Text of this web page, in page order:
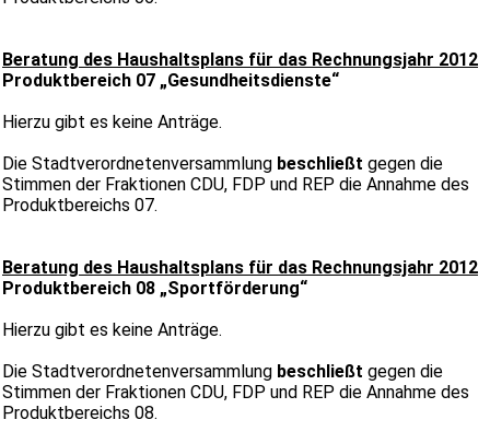
Beratung des Haushaltsplans für das Rechnungsjahr 2012
Produktbereich 07 „Gesundheitsdienste“
Hierzu gibt es keine Anträge.
Die Stadtverordnetenversammlung beschließt gegen die
Stimmen der Fraktionen CDU, FDP und REP die Annahme des
Produktbereichs 07.
Beratung des Haushaltsplans für das Rechnungsjahr 2012
Produktbereich 08 „Sportförderung“
Hierzu gibt es keine Anträge.
Die Stadtverordnetenversammlung beschließt gegen die
Stimmen der Fraktionen CDU, FDP und REP die Annahme des
Produktbereichs 08.